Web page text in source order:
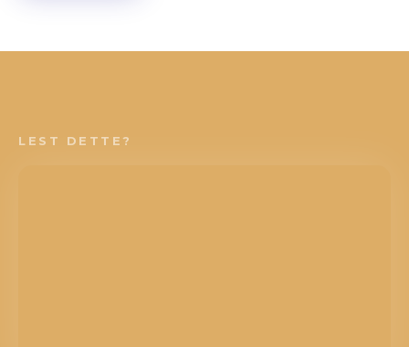
LEST DETTE?